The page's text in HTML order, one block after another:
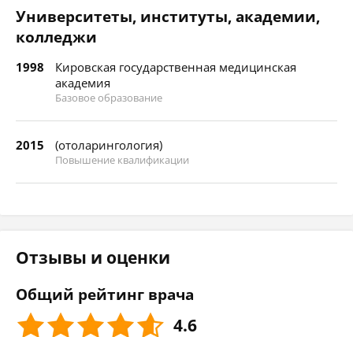
Университеты, институты, академии,
колледжи
1998
Кировская государственная медицинская
академия
Базовое образование
2015 (отоларингология)
Повышение квалификации
Отзывы и оценки
Общий рейтинг врача
4.6